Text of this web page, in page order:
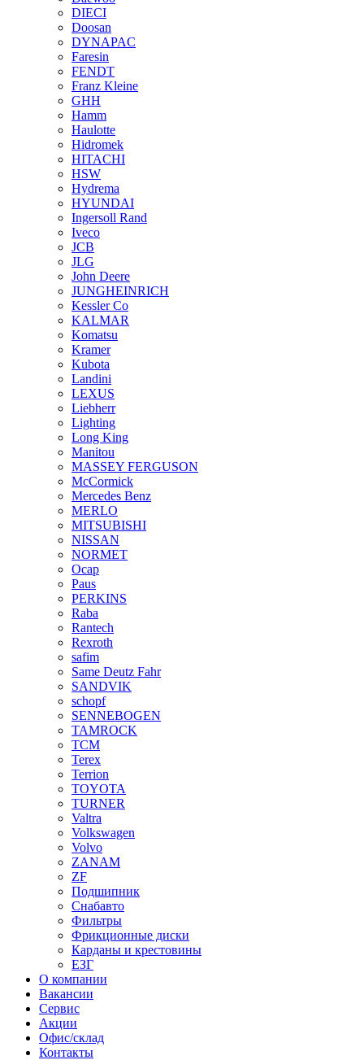
DIECI
Doosan
DYNAPAC
Faresin
FENDT
Franz Kleine
GHH
Hamm
Haulotte
Hidromek
HITACHI
HSW
Hydrema
HYUNDAI
Ingersoll Rand
Iveco
JCB
JLG
John Deere
JUNGHEINRICH
Kessler Co
KALMAR
Komatsu
Kramer
Kubota
Landini
LEXUS
Liebherr
Lighting
Long King
Manitou
MASSEY FERGUSON
McCormick
Mercedes Benz
MERLO
MITSUBISHI
NISSAN
NORMET
Ocap
Paus
PERKINS
Raba
Rantech
Rexroth
safim
Same Deutz Fahr
SANDVIK
schopf
SENNEBOGEN
TAMROCK
TCM
Terex
Terrion
TOYOTA
TURNER
Valtra
Volkswagen
Volvo
ZANAM
ZF
Подшипник
Снабавто
Фильтры
Фрикционные диски
Карданы и крестовины
ЕЗГ
О компании
Вакансии
Сервис
Акции
Офис/склад
Контакты